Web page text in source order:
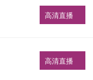
高清直播
高清直播